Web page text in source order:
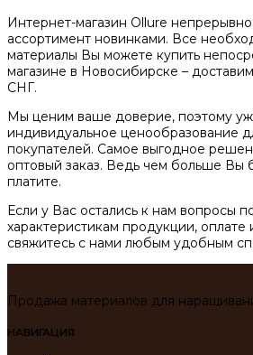
Интернет-магазин Ollure
ассортимент новинками. Все
материалы Вы можете купить
магазине в Новосибирске –
СНГ.
Мы ценим ваше доверие, поэтому
индивидуальное ценообразование
покупателей. Самое выгодное
оптовый заказ. Ведь чем больше Вы
платите.
Если у Вас остались к нам вопросы
характеристикам продукции, оплате
свяжитесь с нами любым удобным
Продажа материалов для
НАВИГАЦИЯ